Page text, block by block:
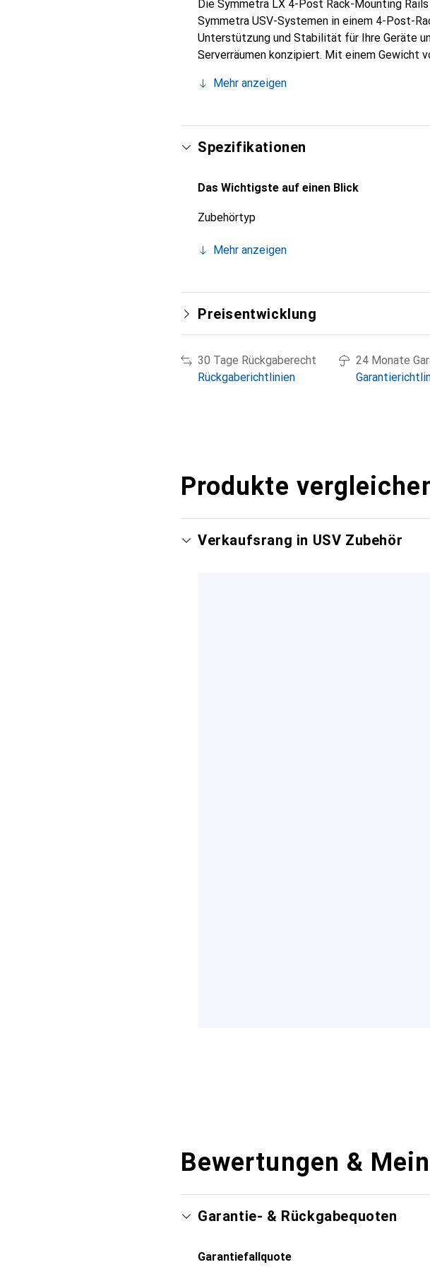
Die Symmetra LX 4-Post Rack-Mounting
Symmetra USV-Systemen in einem 4-Post-
Unterstützung und Stabilität für Ihre Geräte
Serverräumen konzipiert. Mit einem Gewicht
effiziente Installation zu gewährleisten. Die
sich nahtlos in jede Rack-Umgebung einfügt.
ordentliche Installation ihrer Symmetra USV-
Mehr anzeigen
Spezifikationen
Das Wichtigste auf einen Blick
Zubehörtyp
Mehr anzeigen
Preisentwicklung
30 Tage Rückgaberecht
Rückgaberichtlinien
24 Monate
Produkte
Verkaufsrang in USV Zubehör
Bewertungen &
Garantie- & Rückgabequoten
Garantiefallquote